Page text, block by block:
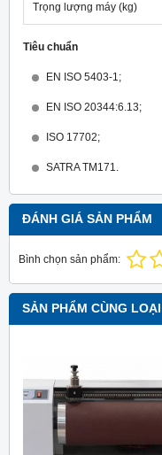
Trọng lượng máy (kg)
Tiêu chuẩn
EN ISO 5403-1;
EN ISO 20344:6.13;
ISO 17702;
SATRA TM171.
ĐÁNH GIÁ SẢN PHẨM
Bình chọn sản phẩm:
SẢN PHẨM CÙNG LOẠI